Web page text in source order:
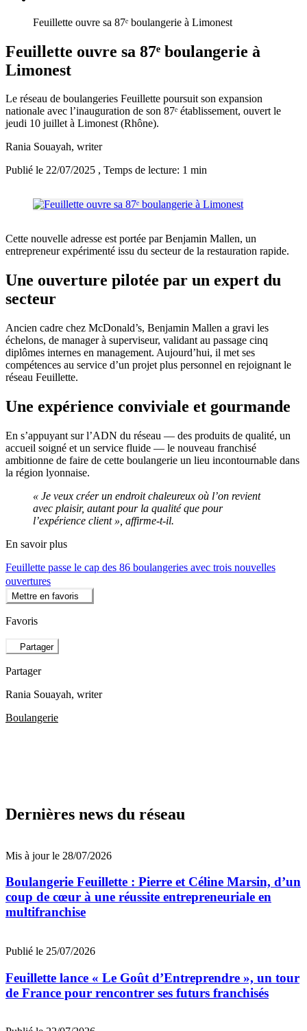
Feuillette ouvre sa 87ᵉ boulangerie à Limonest
Feuillette ouvre sa 87ᵉ boulangerie à
Limonest
Le réseau de boulangeries Feuillette poursuit son expansion
nationale avec l’inauguration de son 87ᵉ établissement, ouvert le
jeudi 10 juillet à Limonest (Rhône).
Rania Souayah, writer
Publié le 22/07/2025 , Temps de lecture: 1 min
Cette nouvelle adresse est portée par Benjamin Mallen, un
entrepreneur expérimenté issu du secteur de la restauration rapide.
Une ouverture pilotée par un expert du
secteur
Ancien cadre chez McDonald’s, Benjamin Mallen a gravi les
échelons, de manager à superviseur, validant au passage cinq
diplômes internes en management. Aujourd’hui, il met ses
compétences au service d’un projet plus personnel en rejoignant le
réseau Feuillette.
Une expérience conviviale et gourmande
En s’appuyant sur l’ADN du réseau — des produits de qualité, un
accueil soigné et un service fluide — le nouveau franchisé
ambitionne de faire de cette boulangerie un lieu incontournable dans
la région lyonnaise.
« Je veux créer un endroit chaleureux où l’on revient
avec plaisir, autant pour la qualité que pour
l’expérience client », affirme-t-il.
En savoir plus
Feuillette passe le cap des 86 boulangeries avec trois nouvelles
ouvertures
Mettre en favoris
Favoris
Partager
Partager
Rania Souayah, writer
Boulangerie
Dernières news du réseau
Mis à jour le 28/07/2026
Boulangerie Feuillette : Pierre et Céline Marsin, d’un
coup de cœur à une réussite entrepreneuriale en
multifranchise
Publié le 25/07/2026
Feuillette lance « Le Goût d’Entreprendre », un tour
de France pour rencontrer ses futurs franchisés